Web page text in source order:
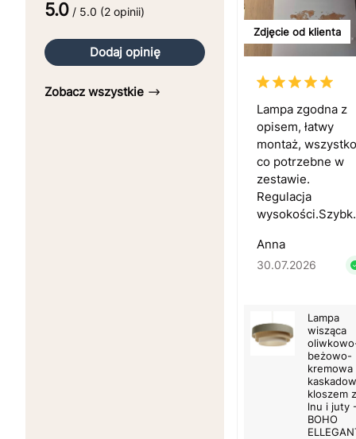
5.0 / 5.0 (2 opinii)
Dodaj opinię
Zobacz wszystkie
Zdjęcie od klienta
Lampa zgodna z
opisem, łatwy
montaż, wszystko
co potrzebne w
zestawie.
Regulacja
Anna
30.07.2026
Lampa
wisząca
beżowo-
kremowa
kloszem z
lnu i juty
BOHO